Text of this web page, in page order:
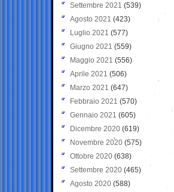
Settembre 2021 (539)
Agosto 2021 (423)
Luglio 2021 (577)
Giugno 2021(559)
Maggio 2021 (556)
Aprile 2021 (506)
Marzo 2021 (647)
Febbraio 2021 (570)
Gennaio 2021 (605)
Dicembre 2020 (619)
Novembre 2020 (575)
Ottobre 2020 (638)
Settembre 2020(465)
Agosto 2020 (588)